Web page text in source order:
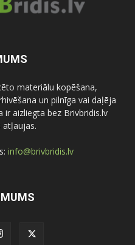
materiālu kopēšana,
un pilnīga vai daļēja
ir aizliegta bez Brivbridis.lv
atļaujas.
info@brivbridis.lv